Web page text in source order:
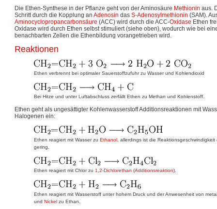
Die Ethen-Synthese in der Pflanze geht von der Aminosäure Methionin aus.
Schritt durch die Kopplung an Adenosin das S-Adenosylmethionin (SAM).
Aminocyclopropancarbonsäure (ACC) wird durch die ACC-Oxidase Ethen
Oxidase wird durch Ethen selbst stimuliert (siehe oben), wodurch wie bei
benachbarten Zellen die Ethenbildung vorangetrieben wird.
Reaktionen
Ethen verbrennt bei optimaler Sauerstoffzufuhr zu Wasser und Kohlendioxid
Bei Hitze und unter Luftabschluss zerfällt Ethen zu Methan und Kohlenstoff.
Ethen geht als ungesättigter Kohlenwasserstoff Additionsreaktionen mit
Halogenen ein:
Ethen reagiert mit Wasser zu Ethanol , allerdings ist die
gering.
Ethen reagiert mit Chlor zu 1,2-Dichlorethan (Additionsreaktion).
Ethen reagiert mit Wasserstoff unter hohem Druck und der Anwesenheit von
und Nickel zu Ethan.